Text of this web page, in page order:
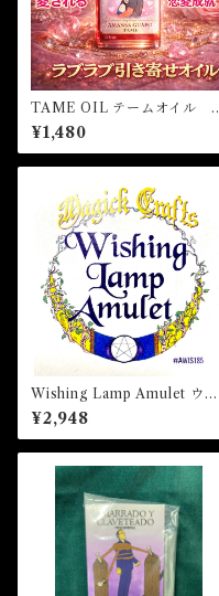
TAME OIL テームオイル -
理想の恋愛を引き寄せる-
¥1,480
Wishing Lamp Amulet ウィ
ッシングランプアミュレッ
ト 白魔術アミュレット
¥2,948